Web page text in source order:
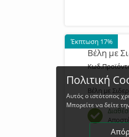
Έκπτωση 17%
Βέλη με
Βέλη με
Πολιτική
Αυτός ο ιστότοπος
Μπορείτε να δείτε